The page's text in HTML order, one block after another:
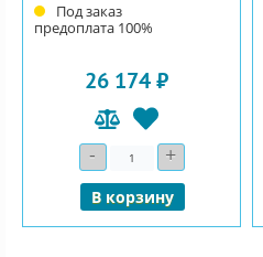
Под заказ
предоплата 100%
26 174 ₽
- Количество+
В корзину